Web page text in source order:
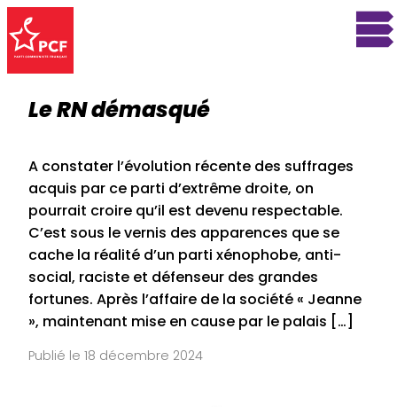
Le RN démasqué
A constater l’évolution récente des suffrages
acquis par ce parti d’extrême­ droite, on
pourrait croire qu’il est devenu respectable.
C’est sous le vernis des apparences que se
cache la réalité d’un parti xénophobe, anti­
social, raciste et défenseur des grandes
fortunes. Après l’affaire de la société « Jeanne
», maintenant mise en cause par le palais […]
Publié le 18 décembre 2024